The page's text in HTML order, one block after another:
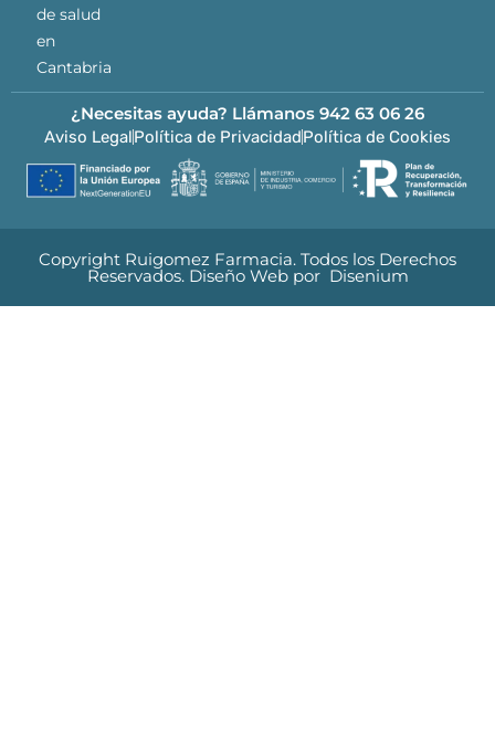
de salud
en
Cantabria
¿Necesitas ayuda? Llámanos 942 63 06 26
Aviso LegalPolítica de PrivacidadPolítica de Cookies
Copyright Ruigomez Farmacia. Todos los Derechos
Reservados. Diseño Web por Disenium